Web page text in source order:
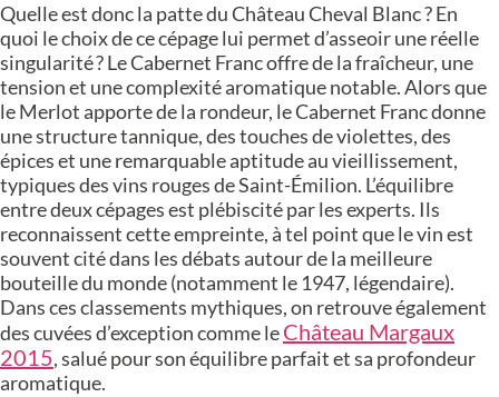
Quelle est donc la patte du Château Cheval Blanc ? En
quoi le choix de ce cépage lui permet d’asseoir une réelle
singularité ? Le Cabernet Franc offre de la fraîcheur, une
tension et une complexité aromatique notable. Alors que
le Merlot apporte de la rondeur, le Cabernet Franc donne
une structure tannique, des touches de violettes, des
épices et une remarquable aptitude au vieillissement,
typiques des vins rouges de Saint-Émilion. L’équilibre
entre deux cépages est plébiscité par les experts. Ils
reconnaissent cette empreinte, à tel point que le vin est
souvent cité dans les débats autour de la meilleure
bouteille du monde (notamment le 1947, légendaire).
Dans ces classements mythiques, on retrouve également
des cuvées d’exception comme leChâteau Margaux
2015, salué pour son équilibre parfait et sa profondeur
aromatique.